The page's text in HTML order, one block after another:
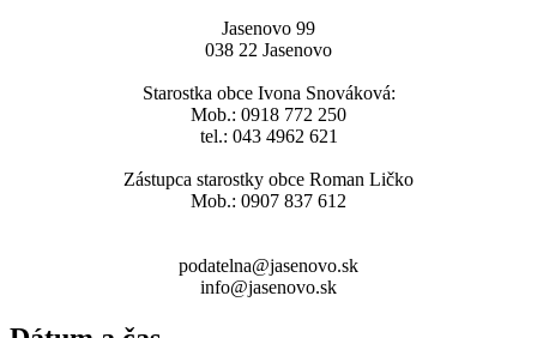
Jasenovo 99
038 22 Jasenovo
Starostka obce Ivona Snováková:
Mob.: 0918 772 250
tel.: 043 4962 621
Zástupca starostky obce Roman Ličko
Mob.: 0907 837 612
podatelna@jasenovo.sk
info@jasenovo.sk